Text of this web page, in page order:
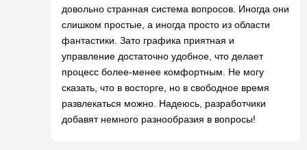
довольно странная система вопросов. Иногда они
слишком простые, а иногда просто из области
фантастики. Зато графика приятная и
управление достаточно удобное, что делает
процесс более-менее комфортным. Не могу
сказать, что в восторге, но в свободное время
развлекаться можно. Надеюсь, разработчики
добавят немного разнообразия в вопросы!